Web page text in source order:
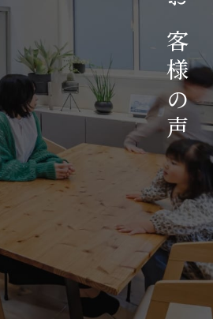
お
客
様
の
声
お知らせ・イベント
会社概要・アクセス
スタッフ紹介
プライバシーポリシー
賃貸管理サイトはこちら